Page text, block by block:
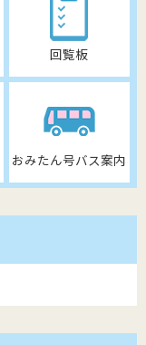
回覧板
おみたん号バス案内